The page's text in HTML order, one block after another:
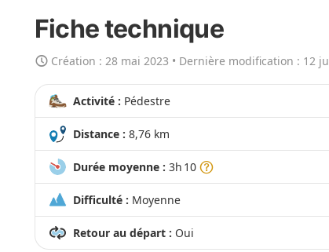
n
g
r
d
Fiche technique
Création :28 mai 2023 • Dernière modification : 12
Activité : Pédestre
Distance : 8,76 km
Durée moyenne : 3h 10
Difficulté : Moyenne
Retour au départ : Oui